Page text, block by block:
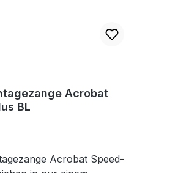
Acrobat
BL
Acrobat Speed-